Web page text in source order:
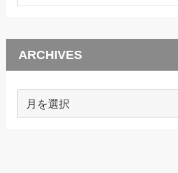
ARCHIVES
ARCHIVES